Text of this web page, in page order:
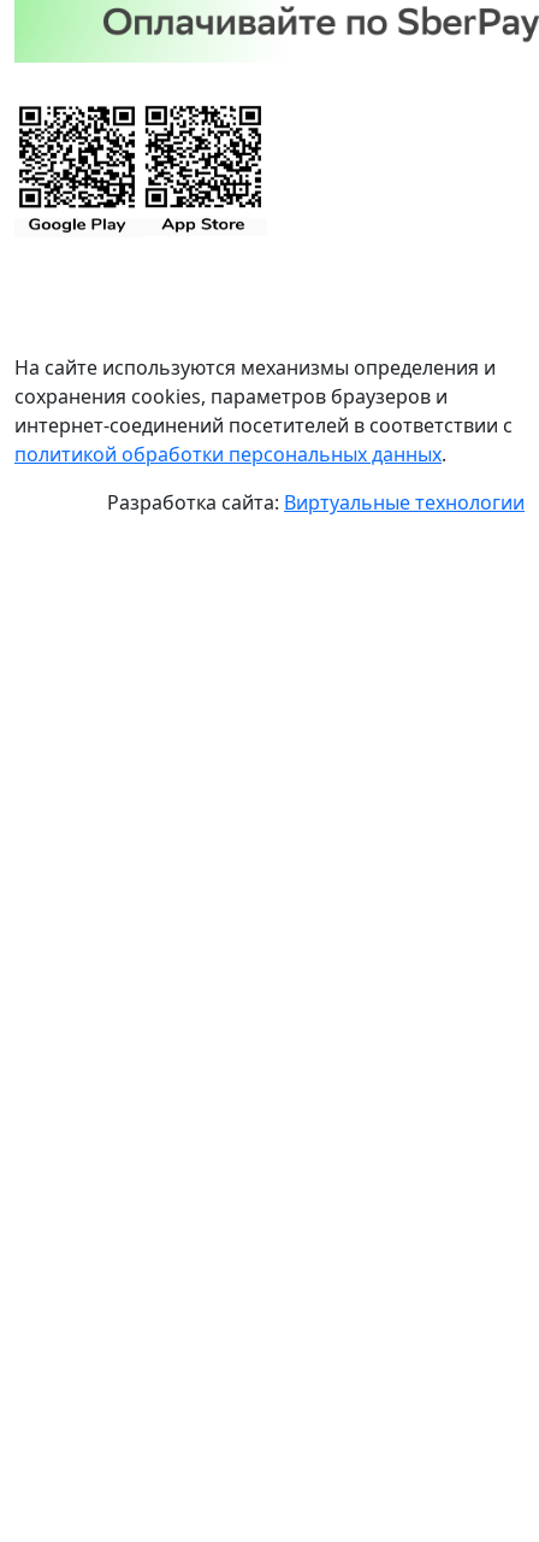
На сайте используются механизмы определения и
сохранения cookies, параметров браузеров и
интернет-соединений посетителей в соответствии с
политикой обработки персональных данных.
Разработка сайта: Виртуальные технологии